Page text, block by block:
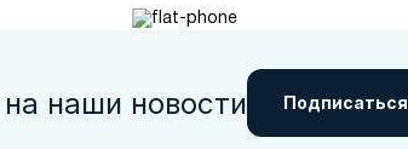
наши новости Подписаться